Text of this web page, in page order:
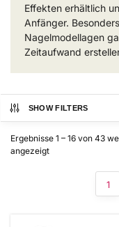
Effekten erhältlich
Anfänger.
Nagelmodellagen
Zeitaufwand
SHOW FILTERS
Ergebnisse 1 – 16 von 43
angezeigt
1